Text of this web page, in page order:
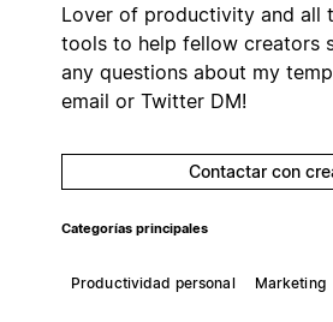
Lover of productivity and all
tools to help fellow creators
any questions about my
email or Twitter DM!
Contactar con
Categorías principales
Productividad personal Marketing